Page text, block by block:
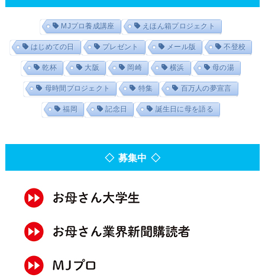
MJプロ養成講座 えほん箱プロジェクト
はじめての日 プレゼント メール版 不登校
乾杯 大阪 岡崎 横浜 母の湯
母時間プロジェクト 特集 百万人の夢宣言
福岡 記念日 誕生日に母を語る
◇ 募集中 ◇